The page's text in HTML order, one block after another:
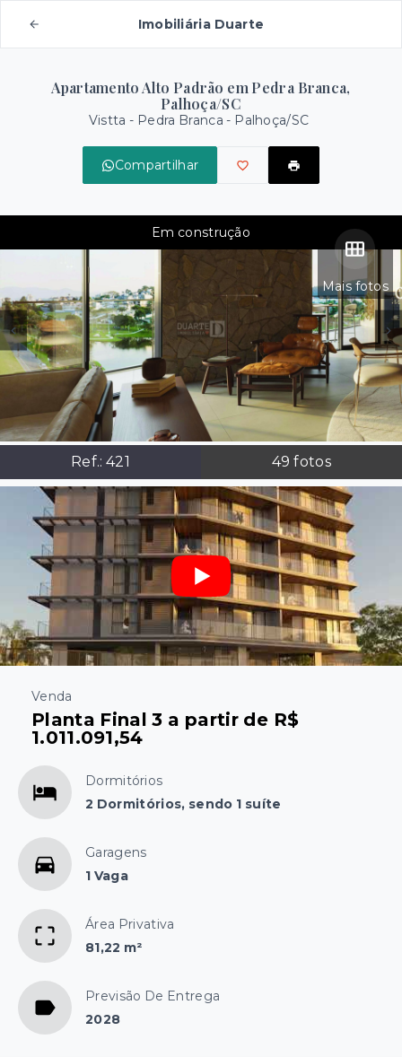
Imobiliária Duarte
Apartamento Alto Padrão em Pedra Branca,
Palhoça/SC
Vistta - Pedra Branca - Palhoça/SC
Compartilhar
Mais fotos
Ref.:421 49 fotos
Em construção
Venda
Planta Final 3 a partir de R$
1.011.091,54
Dormitórios
2 Dormitórios, sendo 1 suíte
Garagens
1 Vaga
Área Privativa
81,22 m²
Previsão De Entrega
2028